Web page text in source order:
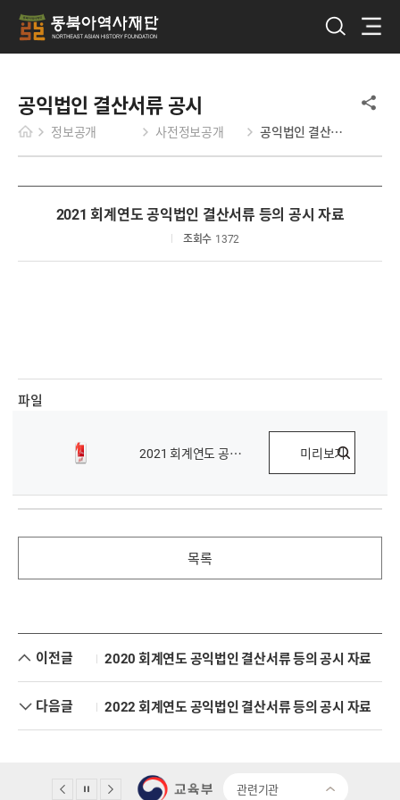
공익법인 결산서류 공시
정보공개 사전정보공개 공익법인 결산서류 공시
2021 회계연도 공익법인 결산서류 등의 공시 자료
조회수 1372
파일
2021 회계연도 공익법인 결산서류 등.pdf 미리보기
목록
이전글 2020 회계연도 공익법인 결산서류 등의 공시 자료
다음글 2022 회계연도 공익법인 결산서류 등의 공시 자료
관련기관